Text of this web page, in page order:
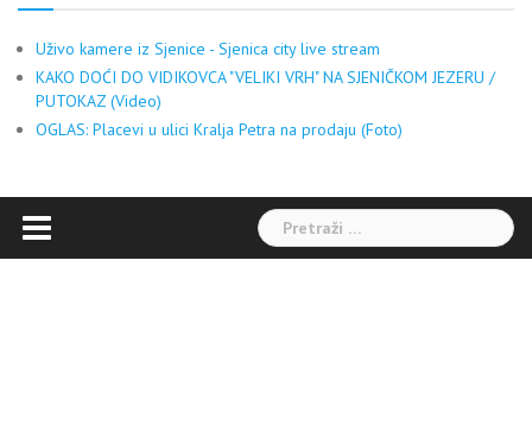
Uživo kamere iz Sjenice - Sjenica city live stream
KAKO DOĆI DO VIDIKOVCA "VELIKI VRH" NA SJENIČKOM JEZERU /
PUTOKAZ (Video)
OGLAS: Placevi u ulici Kralja Petra na prodaju (Foto)
Pretraga: